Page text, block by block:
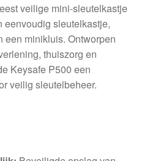
veilige mini-sleutelkastje
eenvoudig sleutelkastje,
een minikluis. Ontworpen
thuiszorg en
Keysafe P500 een
veilig sleutelbeheer.